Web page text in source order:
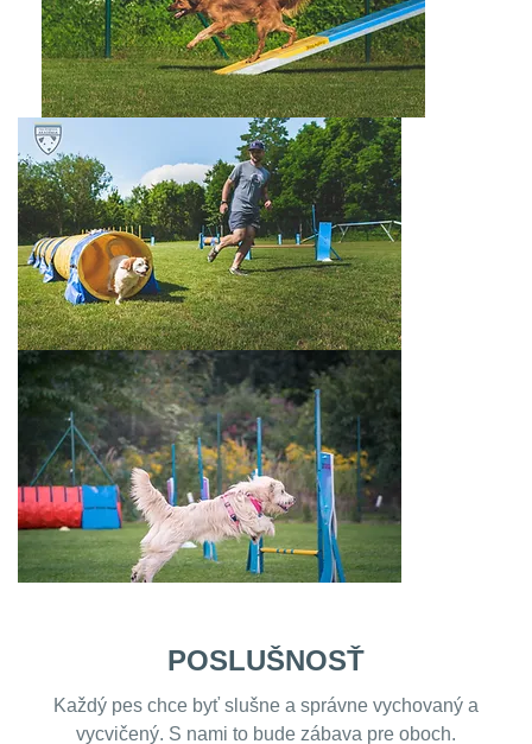
POSLUŠNOSŤ
Každý pes chce byť slušne a správne vychovaný a
vycvičený. S nami to bude zábava pre oboch.